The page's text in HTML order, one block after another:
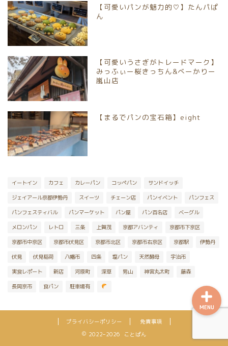
【可愛いパンが魅力的♡】たんパぱ
ん
【可愛いうさぎがトレードマーク】
みっふぃー桜きっちん&べーかりー
嵐山店
【まるでパンの宝石箱】eight
イートイン カフェ カレーパン コッペパン サンドイッチ
ジェイアール京都伊勢丹 スイーツ チェーン店 パンイベント パンフェス
パンフェスティバル パンマーケット パン屋 パン百名店 ベーグル
メロンパン レトロ 三条 上賀茂 京都アバンティ 京都市下京区
京都市中京区 京都市伏見区 京都市北区 京都市右京区 京都駅 伊勢丹
伏見 伏見稲荷 八幡市 四条 塩パン 天然酵母 宇治市
実食レポート 新店 河原町 深草 男山 神宮丸太町 藤森
長岡京市 食パン 駐車場有
プライバシーポリシー
免責事項
2022–2026 ことぱん
MENU
京都市南区
京都市山科区
宇治市
京丹後市
乙訓郡大山崎町